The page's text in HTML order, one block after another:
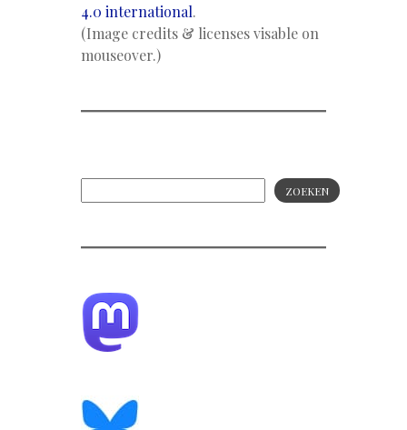
4.0 international.
(Image credits & licenses visable on
mouseover.)
ZOEKEN